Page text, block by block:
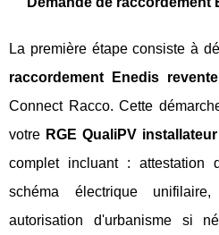
La première étape consiste à
raccordement Enedis
Connect Racco. Cette
votre RGE QualiPV installateur
complet incluant : attestation
schéma électrique
autorisation d'urbanisme si